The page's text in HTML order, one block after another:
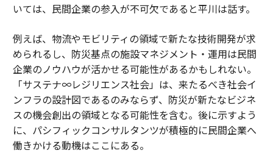
いては、民間企業の参入が不可欠であると平川は話す。
例えば、物流やモビリティの領域で新たな技術開発が求
められるし、防災基点の施設マネジメント・運用は民間
企業のノウハウが活かせる可能性があるかもしれない。
「サステナ∞レジリエンス社会」は、来たるべき社会イ
ンフラの設計図であるのみならず、防災が新たなビジネ
スの機会創出の領域となる可能性を含む。後に示すよう
に、パシフィックコンサルタンツが積極的に民間企業へ
働きかける動機はここにある。